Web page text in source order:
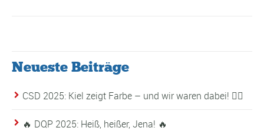
Neueste Beiträge
CSD 2025: Kiel zeigt Farbe – und wir waren dabei! 🏳️‍🌈
🔥 DQP 2025: Heiß, heißer, Jena! 🔥